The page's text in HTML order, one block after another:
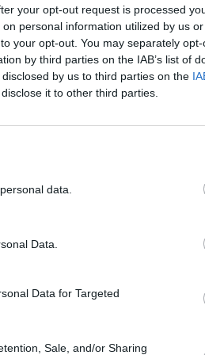
your opt-out request is processed
personal information utilized by us
your opt-out. You may separately
by third parties on the IAB’s list of
by us to third parties on the
it to other third parties.
data.
Data.
Data for Targeted
Sale, and/or Sharing
dat o lecţie”
ceilalţi rezidenţi
cei care nu se
şi a agentului
cu controlarea
acuzare –
nomazii de la
şi făceau să li se
familiilor cărora li